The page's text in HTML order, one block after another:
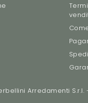
Arredamenti S.r.l.